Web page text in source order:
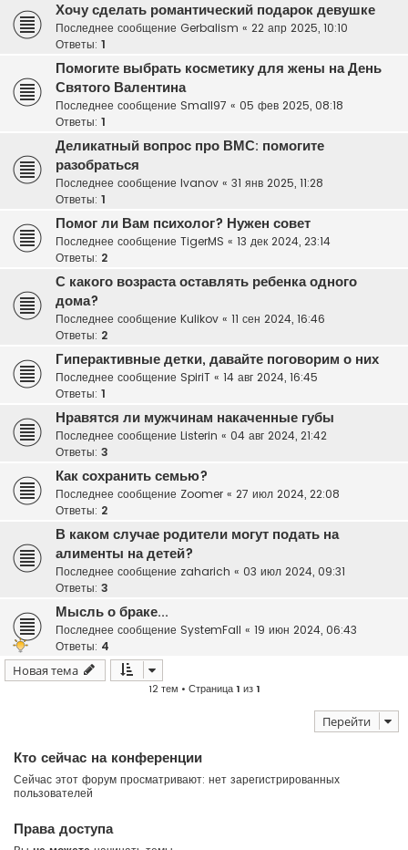
Хочу сделать романтический подарок девушке
Последнее сообщение Gerbalism « 22 апр 2025, 10:10
Ответы: 1
Помогите выбрать косметику для жены на День
Святого Валентина
Последнее сообщение Small97 « 05 фев 2025, 08:18
Ответы: 1
Деликатный вопрос про ВМС: помогите
разобраться
Последнее сообщение Ivanov « 31 янв 2025, 11:28
Ответы: 1
Помог ли Вам психолог? Нужен совет
Последнее сообщение TigerMS « 13 дек 2024, 23:14
Ответы: 2
С какого возраста оставлять ребенка одного
дома?
Последнее сообщение Kulikov « 11 сен 2024, 16:46
Ответы: 2
Гиперактивные детки, давайте поговорим о них
Последнее сообщение SpiriT « 14 авг 2024, 16:45
Ответы: 1
Нравятся ли мужчинам накаченные губы
Последнее сообщение Listerin « 04 авг 2024, 21:42
Ответы: 3
Как сохранить семью?
Последнее сообщение Zoomer « 27 июл 2024, 22:08
Ответы: 2
В каком случае родители могут подать на
алименты на детей?
Последнее сообщение zaharich « 03 июл 2024, 09:31
Ответы: 3
Мысль о браке...
Последнее сообщение SystemFall « 19 июн 2024, 06:43
Ответы: 4
Новая тема
12 тем • Страница1 из1
Перейти
Кто сейчас на конференции
Сейчас этот форум просматривают: нет зарегистрированных
пользователей
Права доступа